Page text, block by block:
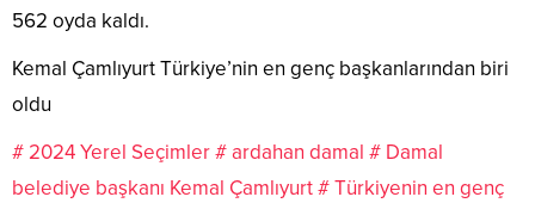
562 oyda kaldı.
Kemal Çamlıyurt Türkiye’nin en genç başkanlarından biri
oldu
# 2024 Yerel Seçimler# ardahan damal # Damal
belediye başkanı Kemal Çamlıyurt# Türkiyenin en genç